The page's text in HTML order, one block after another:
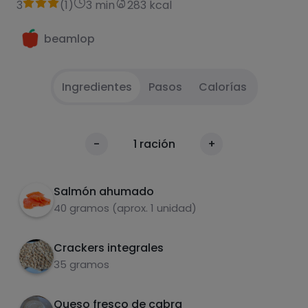
3 (1 ) 3 min 283 kcal
beamlop
Ingredientes Pasos Calorías
- 1 ración +
Salmón ahumado
40 gramos (aprox. 1 unidad)
Crackers integrales
35 gramos
Queso fresco de cabra
Pesar los ingredientes, colocalarlos al gusto,
condimentar y masticar muy bien